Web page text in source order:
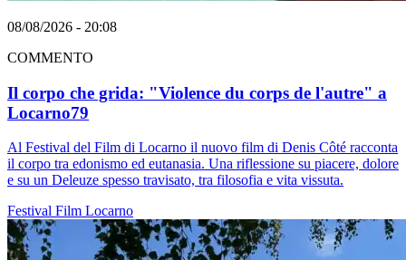
08/08/2026 - 20:08
COMMENTO
Il corpo che grida: "Violence du corps de l'autre" a
Locarno79
Al Festival del Film di Locarno il nuovo film di Denis Côté racconta
il corpo tra edonismo ed eutanasia. Una riflessione su piacere, dolore
e su un Deleuze spesso travisato, tra filosofia e vita vissuta.
Festival Film Locarno